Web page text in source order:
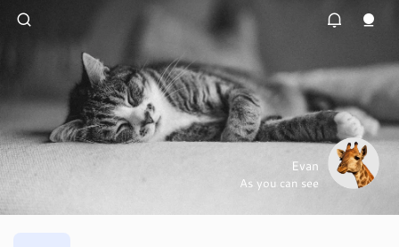
Evan
As you can see